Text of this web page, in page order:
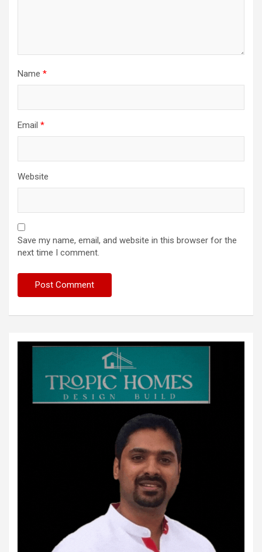
Name *
Email *
Website
Save my name, email, and website in this browser for the
next time I comment.